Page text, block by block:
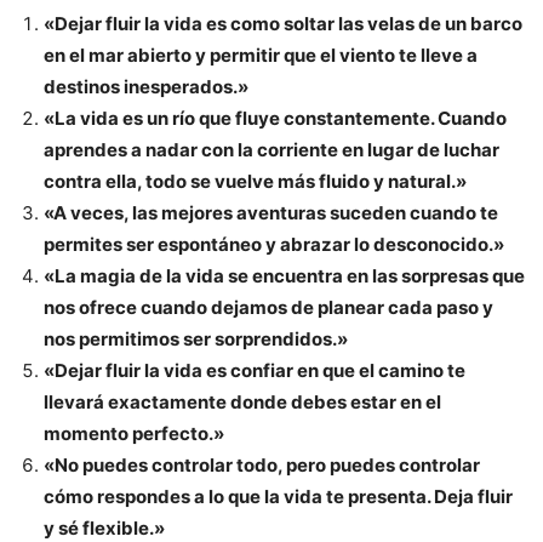
«Dejar fluir la vida es como soltar las velas de un barco
en el mar abierto y permitir que el viento te lleve a
destinos inesperados.»
«La vida es un río que fluye constantemente. Cuando
aprendes a nadar con la corriente en lugar de luchar
contra ella, todo se vuelve más fluido y natural.»
«A veces, las mejores aventuras suceden cuando te
permites ser espontáneo y abrazar lo desconocido.»
«La magia de la vida se encuentra en las sorpresas que
nos ofrece cuando dejamos de planear cada paso y
nos permitimos ser sorprendidos.»
«Dejar fluir la vida es confiar en que el camino te
llevará exactamente donde debes estar en el
momento perfecto.»
«No puedes controlar todo, pero puedes controlar
cómo respondes a lo que la vida te presenta. Deja fluir
y sé flexible.»